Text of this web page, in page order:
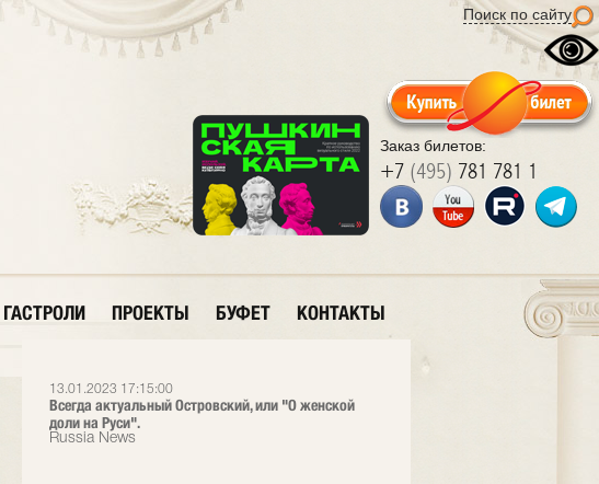
Поиск по сайту
Заказ билетов:
+7 (495) 781 781 1
ГАСТРОЛИ ПРОЕКТЫ БУФЕТ КОНТАКТЫ
13.01.2023 17:15:00
Всегда актуальный Островский, или "О женской
доли на Руси".
Russia News